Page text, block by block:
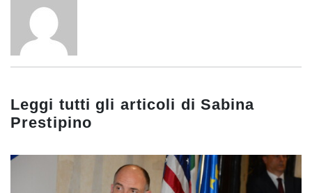
Leggi tutti gli articoli di Sabina
Prestipino